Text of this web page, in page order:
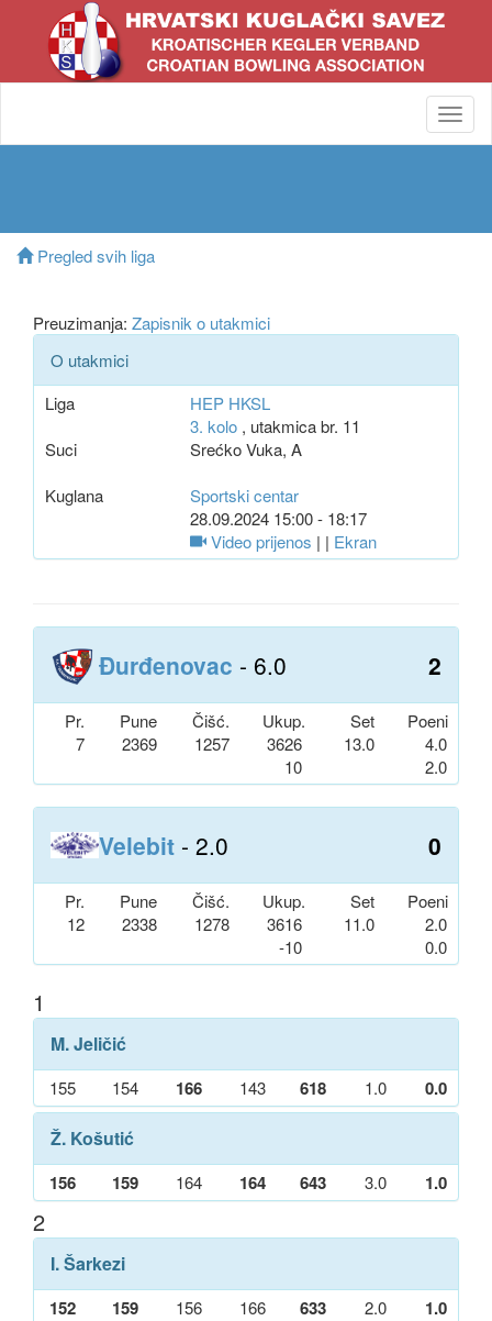
Pregled svih liga
Preuzimanja: Zapisnik o utakmici
O utakmici
Liga
HEP HKSL
3. kolo, utakmica br. 11
Suci
Srećko Vuka, A
Kuglana
Sportski centar
28.09.2024 15:00 - 18:17
Video prijenos | | Ekran
Đurđenovac - 6.0 2
Pr. Pune Čišć. Ukup. Set
Poeni
7
2369 1257
3626
10
13.0
4.0
2.0
Velebit - 2.0 0
Pr. Pune Čišć. Ukup. Set
Poeni
12
2338 1278
3616
-10
11.0
2.0
0.0
1
M. Jeličić
155 154 166 143 618 1.0 0.0
Ž. Košutić
156 159 164 164 643 3.0 1.0
2
I. Šarkezi
152 159 156 166 633 2.0 1.0